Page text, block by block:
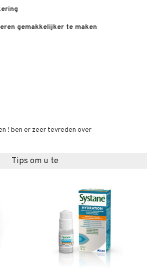
gemakkelijker te maken
! ben er zeer tevreden over
Tips om u te